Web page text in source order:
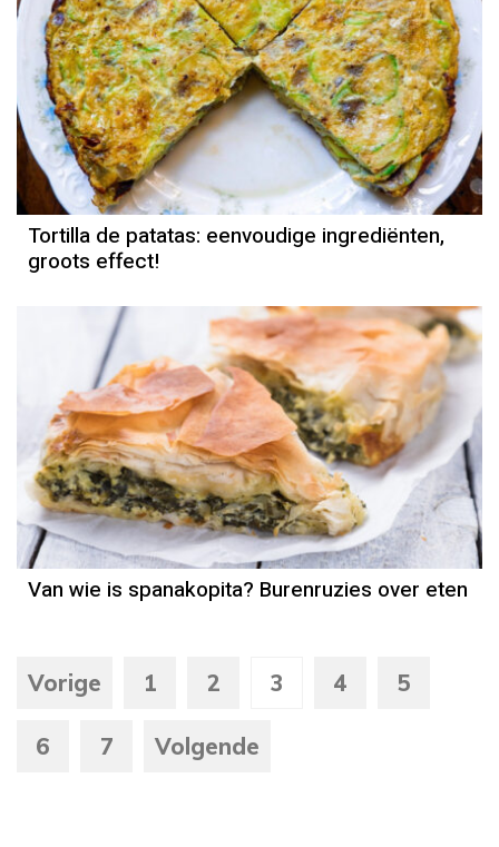
Tortilla de patatas: eenvoudige ingrediënten,
groots effect!
Van wie is spanakopita? Burenruzies over eten
Vorige 1 2 3 4 5
6 7 Volgende